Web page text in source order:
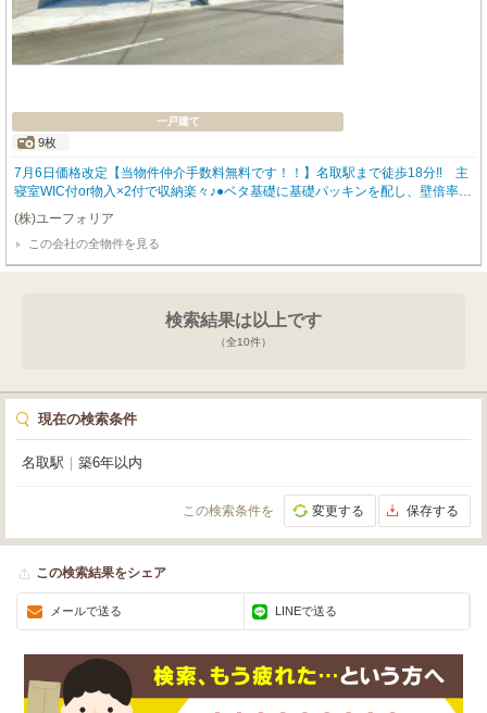
一戸建て
9枚
7月6日価格改定【当物件仲介手数料無料です！！】名取駅まで徒歩18分‼ 主
寝室WIC付or物入×2付で収納楽々♪●ベタ基礎に基礎パッキンを配し、壁倍率五
倍の壁パネルを諸所に配した通気工法で着工あら完成まで第三者機関による計
四回の検査を通過した物件のみ引き渡している為地震に強い家です●設計住宅
性能評価書あり、建設住宅性能評価書あり、長期優良住宅（耐震、省エネ性等
高い）、フラット35適合証明書あり
(株)ユーフォリア
この会社の全物件を見る
検索結果は以上です
（全10件）
現在の検索条件
名取駅 築6年以内
この検索条件を 変更する 保存する
この検索結果をシェア
メールで送る LINEで送る